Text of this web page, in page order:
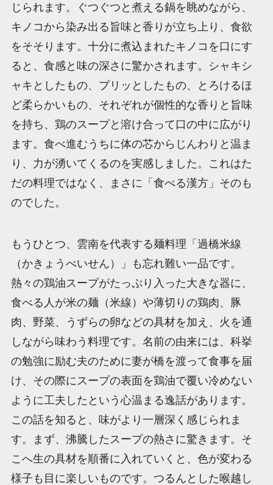
じられます。ぐつぐつと煮える鍋を眺めながら、
キノコから染み出る旨味と香りが立ち上り、食欲
をそそります。十分に煮込まれたキノコを口にす
ると、食感と味の深さに驚かされます。シャキシ
ャキとしたもの、プリッとしたもの、とろけるほ
ど柔らかいもの、それぞれが個性的な香りと旨味
を持ち、鶏のスープと溶け合って口の中に広がり
ます。食べ進むうちに体の芯からじんわりと温ま
り、力が湧いてくるのを実感しました。これはた
だの料理ではなく、まさに「食べる漢方」そのも
のでした。
もうひとつ、雲南を代表する麺料理「過橋米線
（かきょうべいせん）」も忘れ難い一品です。
熱々の鶏油スープがたっぷり入った大きな器に、
食べる人が米の麺（米線）や薄切りの鶏肉、豚
肉、野菜、うずらの卵などの具材を加え、火を通
しながら味わう料理です。名前の由来には、科挙
の勉強に励む夫のために妻が橋を渡って食事を届
け、その際にスープの表面を鶏油で覆い冷めない
ように工夫したという心温まる逸話があります。
この話を知ると、味がより一層深く感じられま
す。まず、沸騰したスープの熱さに驚きます。そ
こへ生の具材を順番に入れていくと、色が変わる
様子も目に楽しいものです。つるんとした喉越し